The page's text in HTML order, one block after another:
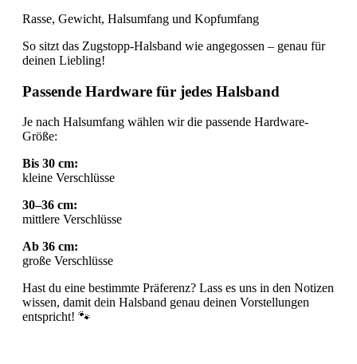
Rasse, Gewicht, Halsumfang und Kopfumfang
So sitzt das Zugstopp-Halsband wie angegossen – genau für
deinen Liebling!
Passende Hardware für jedes Halsband
Je nach Halsumfang wählen wir die passende Hardware-
Größe:
Bis 30 cm:
kleine Verschlüsse
30–36 cm:
mittlere Verschlüsse
Ab 36 cm:
große Verschlüsse
Hast du eine bestimmte Präferenz? Lass es uns in den Notizen
wissen, damit dein Halsband genau deinen Vorstellungen
entspricht! 🐾